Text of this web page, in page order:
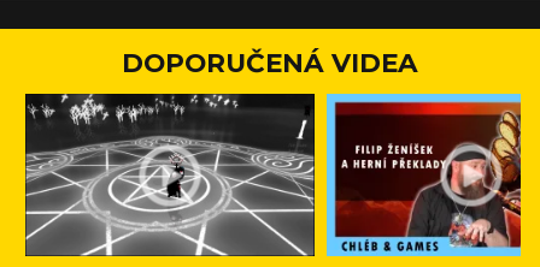
DOPORUČENÁ VIDEA